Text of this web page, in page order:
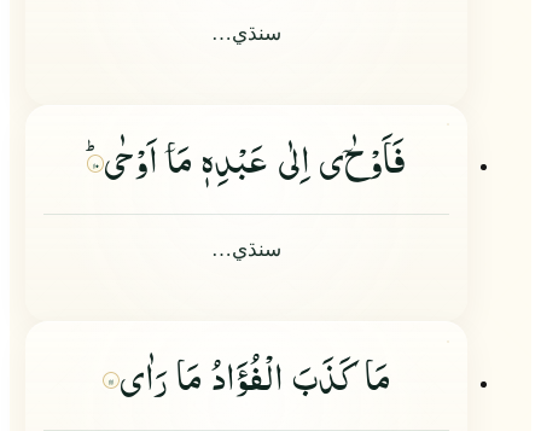
سنڌي…
فَاَوْحٰى اِلٰى عَبْدِهٖ مَااَوْحٰىؕ ۱۰
سنڌي…
مَا كَذَبَ الْفُؤَادُ مَا رَاٰى ۱۱